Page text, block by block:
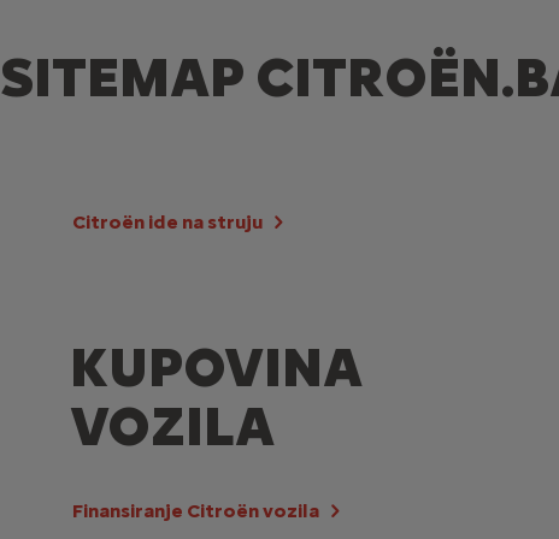
SITEMAP
Citroën ide na struju
KUPOVINA
VOZILA
Finansiranje Citroën vozila